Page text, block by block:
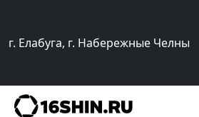
г. Елабуга, г. Набережные Челны